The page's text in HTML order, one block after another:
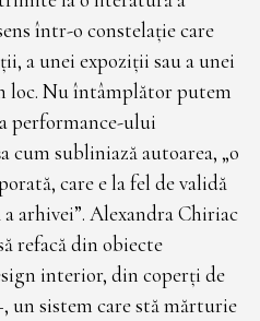
într-o constelație care
a unei expoziții sau a unei
loc. Nu întâmplător putem
performance-ului
cum subliniază autoarea, „o
care e la fel de validă
arhivei”. Alexandra Chiriac
refacă din obiecte
interior, din coperți de
un sistem care stă mărturie